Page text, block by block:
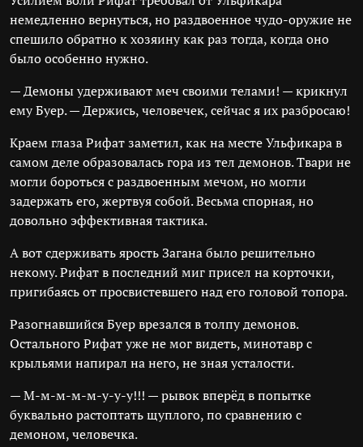
немедленно вернуться, но раздвоенное чудо-оружие не
спешило обратно к хозяину как раз тогда, когда оно
было особенно нужно.
— Демоны удерживают меч своими телами! — крикнул
ему Буер. — Держись, человечек, сейчас я их разбросаю!
Краем глаза Рифат заметил, как на месте Ульфикара в
самом деле образовалась гора из тел демонов. Твари не
могли бороться с раздвоенным мечом, но могли
задержать его, жертвуя собой. Весьма спорная, но
довольно эффективная тактика.
А вот сдерживать ярость Загана было решительно
некому. Рифат в последний миг присел на корточки,
пригибаясь от просвистевшего над его головой топора.
Разогнавшийся Буер врезался в толпу демонов.
Остального Рифат уже не мог видеть, минотавр с
крыльями напирал на него, не зная усталости.
— М-м-м-м-м-у-у-у!!! — рывок вперёд в попытке
буквально растоптать щуплого, по сравнению с
демоном, человечка.